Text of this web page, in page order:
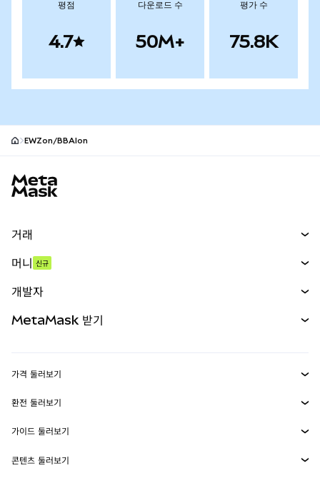
평점
4.7
다운로드 수
50M+
평가 수
75.8K
EWZon/BBAIon
거래
무기한 선물
실물자산
머니 신규
개발자
MetaMask Connect
Snaps
웹3 서비스
MetaMask 받기
보안
고객 지원
가격 둘러보기
이더리움 가격
솔라나 가격
환전 둘러보기
ETH를 USD로 환전
USDT를 INR로 환전
가이드 둘러보기
ETH 매수
콘텐츠 둘러보기